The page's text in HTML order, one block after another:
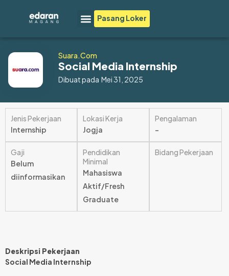
Menu
Pasang Loker
Suara.com
Social Media Internship
Dibuat pada Mei 31, 2025
Jenis Pekerjaan
Internship
Lokasi Kerja
Jogja
Pengalaman
–
Gaji
Belum
diinformasikan
Pendidikan
Minimal
Mahasiswa
Aktif/Fresh
Graduate
Bidang Pekerjaan
Deskripsi Pekerjaan
Social Media Internship